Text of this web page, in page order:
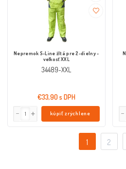
Nepremok S-Line žltá pre 2-dielny -
veľkosť XXL
34489-XXL
€33,90 s DPH
kúpiť zrýchlene
1 2